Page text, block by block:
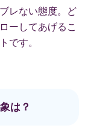
レない態度。ど
ーしてあげるこ
です。
は？